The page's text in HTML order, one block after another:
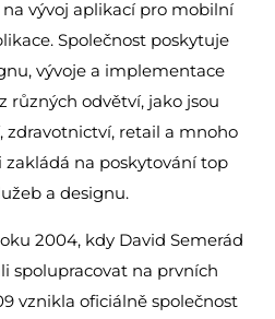
na vývoj aplikací pro mobilní
Společnost poskytuje
vývoje a implementace
různých odvětví, jako jsou
retail a mnoho
zakládá na poskytování top
a designu.
2004, kdy David Semerád
spolupracovat na prvních
vznikla oficiálně společnost